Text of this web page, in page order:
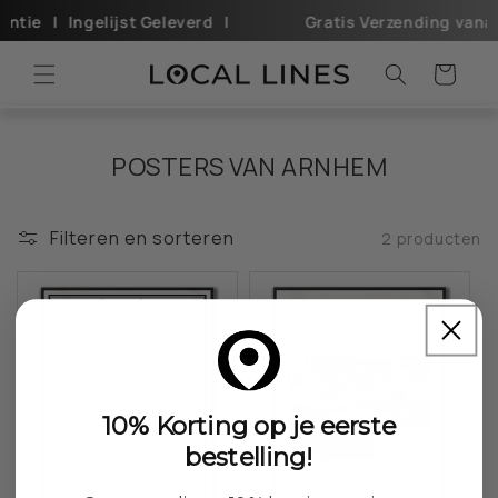
|ㅤ ㅤ ㅤㅤIngelijst Geleverdㅤㅤ ㅤ ㅤ| Gratis Verzending vanaf €25ㅤ ㅤ
naar de
content
Winkelwagen
POSTERS VAN ARNHEM
Filteren en sorteren 2 producten
10% Korting op je eerste
bestelling!